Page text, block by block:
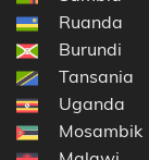
Ruanda
Burundi
Tansania
Uganda
Mosambik